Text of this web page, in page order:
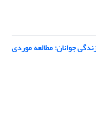
جوانان: مطالعه موردی